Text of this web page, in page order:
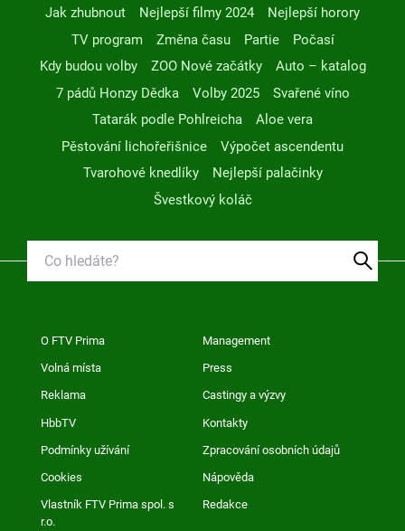
Jak zhubnout Nejlepší filmy 2024
Nejlepší horory
TV program
Změna času Partie
Počasí
Kdy budou volby
ZOO Nové začátky
Auto – katalog
7 pádů Honzy Dědka
Volby 2025
Svařené víno
Tatarák podle Pohlreicha
Aloe vera
Pěstování lichořeřišnice
Výpočet ascendentu
Tvarohové knedlíky
Nejlepší palačinky
Švestkový koláč
O FTV Prima Management
Volná místa Press
Reklama Castingy a výzvy
HbbTV Kontakty
Podmínky užívání Zpracování osobních údajů
Cookies Nápověda
Vlastník FTV Prima spol. s
r.o.
Redakce